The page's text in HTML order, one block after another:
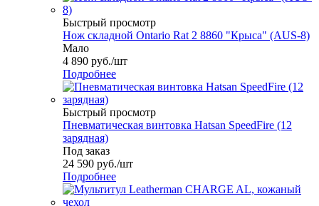
Быстрый просмотр
Нож складной Ontario Rat 2 8860 "Крыса" (AUS-8)
Мало
4 890 руб./шт
Подробнее
Быстрый просмотр
Пневматическая винтовка Hatsan SpeedFire (12
зарядная)
Под заказ
24 590 руб./шт
Подробнее